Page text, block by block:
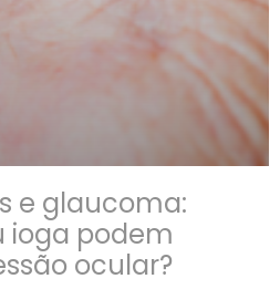
e glaucoma:
ioga podem
ocular?